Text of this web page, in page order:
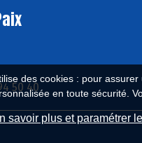
des cookies : pour
en toute sécurité.
savoir plus et paramétrer
50 40